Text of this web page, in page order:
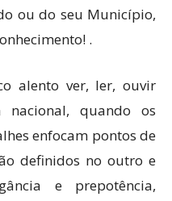
ou do seu Município,
.
alento ver, ler, ouvir
nacional, quando os
enfocam pontos de
definidos no outro e
e prepotência,